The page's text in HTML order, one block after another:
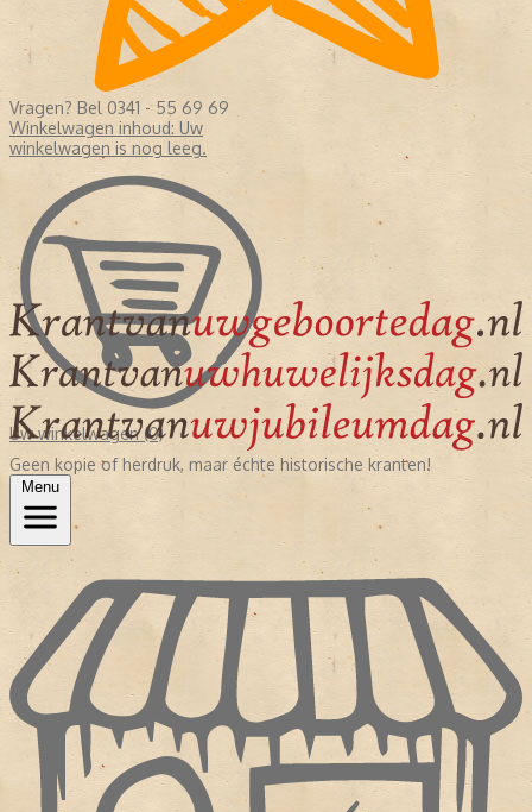
Vragen? Bel 0341 - 55 69 69
Winkelwagen inhoud: Uw
winkelwagen is nog leeg.
Uw winkelwagen (0)
Geen kopie of herdruk, maar échte historische kranten!
Menu